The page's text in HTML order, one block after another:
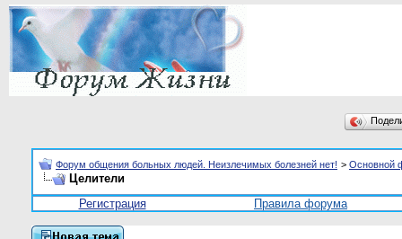
Форум общения больных людей. Неизлечимых болезней нет! > Основной
Целители
Регистрация
Правила форума